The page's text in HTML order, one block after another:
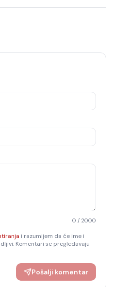
0 / 2000
i razumijem da će ime i
Komentari se pregledavaju
Pošalji komentar